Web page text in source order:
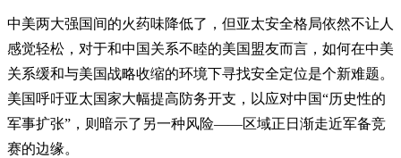
中美两大强国间的火药味降低了，但亚太安全格局依然不让人
感觉轻松，对于和中国关系不睦的美国盟友而言，如何在中美
关系缓和与美国战略收缩的环境下寻找安全定位是个新难题。
美国呼吁亚太国家大幅提高防务开支，以应对中国“历史性的
军事扩张”，则暗示了另一种风险——区域正日渐走近军备竞
赛的边缘。